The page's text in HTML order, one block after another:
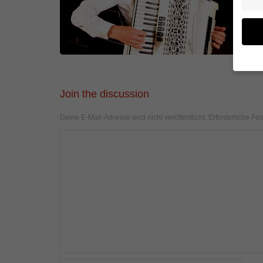
Join the discussion
Deine E-Mail-Adresse wird nicht veröffentlicht. Erforderliche
Wir